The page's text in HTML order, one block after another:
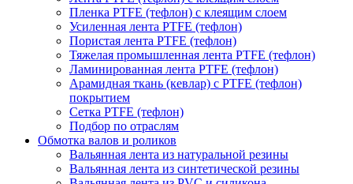
Пленка PTFE (тефлон) с клеящим слоем
Усиленная лента PTFE (тефлон)
Пористая лента PTFE (тефлон)
Тяжелая промышленная лента PTFE (тефлон)
Ламинированная лента PTFE (тефлон)
Арамидная ткань (кевлар) с PTFE (тефлон)
покрытием
Сетка PTFE (тефлон)
Подбор по отраслям
Обмотка валов и роликов
Вальянная лента из натуральной резины
Вальянная лента из синтетической резины